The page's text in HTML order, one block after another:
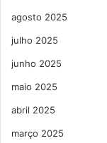
agosto 2025
julho 2025
junho 2025
maio 2025
abril 2025
março 2025